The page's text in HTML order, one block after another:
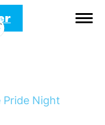
Pride Night